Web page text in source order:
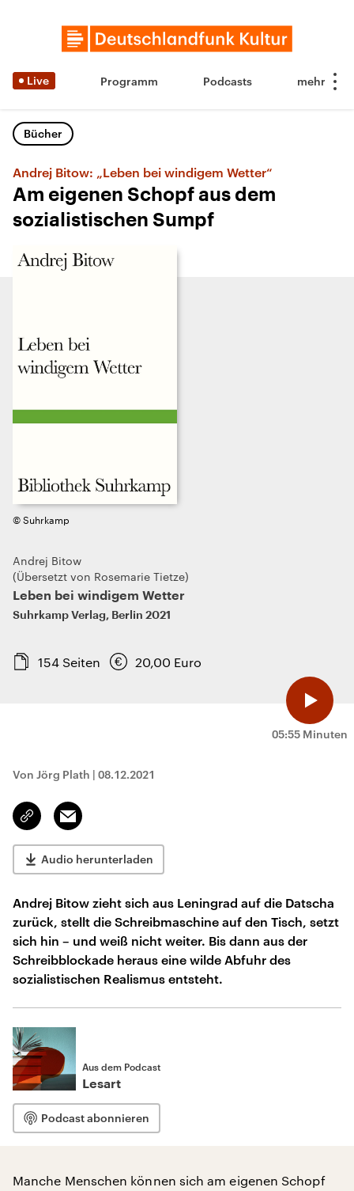
Live Programm Podcasts
Bücher
Andrej Bitow: „Leben bei windigem Wetter“
Am eigenen Schopf aus dem
sozialistischen Sumpf
05:55 Minuten
© Suhrkamp
Andrej Bitow
Übersetzt von Rosemarie Tietze
Leben bei windigem Wetter
Suhrkamp Verlag, Berlin 2021
154 Seiten 20,00 Euro
Von Jörg Plath | 08.12.2021
Link
kopieren/teilen
Email
Audio herunterladen
Andrej Bitow zieht sich aus Leningrad auf die Datscha
zurück, stellt die Schreibmaschine auf den Tisch, setzt
sich hin – und weiß nicht weiter. Bis dann aus der
Schreibblockade heraus eine wilde Abfuhr des
sozialistischen Realismus entsteht.
Aus dem Podcast
Lesart
Podcast abonnieren
Manche Menschen können sich am eigenen Schopf